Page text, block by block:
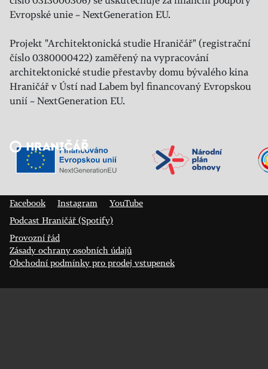
Evropské unie – NextGeneration EU.
Projekt "Architektonická studie Hraničář" (registrační
číslo 0380000422) zaměřený na vypracování
architektonické studie přestavby domu bývalého kina
Hraničář v Ústí nad Labem byl financovaný Evropskou
unií – NextGeneration EU.
Veřejný sál Hraničář, spolek
Facebook
Instagram
YouTube
Podcast Hraničář (Spotify)
Provozní řád
Zásady ochrany osobních údajů
Obchodní podmínky pro prodej vstupenek